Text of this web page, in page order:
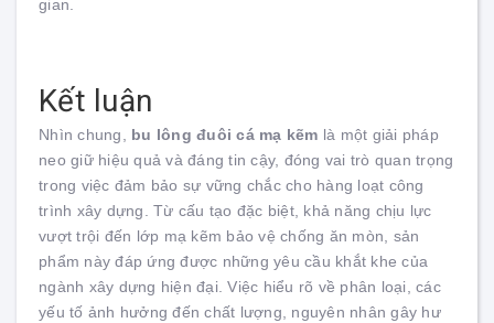
gian.
Kết luận
Nhìn chung, bu lông đuôi cá mạ kẽm là một giải pháp
neo giữ hiệu quả và đáng tin cậy, đóng vai trò quan trọng
trong việc đảm bảo sự vững chắc cho hàng loạt công
trình xây dựng. Từ cấu tạo đặc biệt, khả năng chịu lực
vượt trội đến lớp mạ kẽm bảo vệ chống ăn mòn, sản
phẩm này đáp ứng được những yêu cầu khắt khe của
ngành xây dựng hiện đại. Việc hiểu rõ về phân loại, các
yếu tố ảnh hưởng đến chất lượng, nguyên nhân gây hư